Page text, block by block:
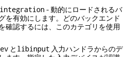
- 動的にロードされるバ
を有効にします。どのバックエンド
確認するには、このカテゴリを使用
と libinput 入力ハンドラからのデ